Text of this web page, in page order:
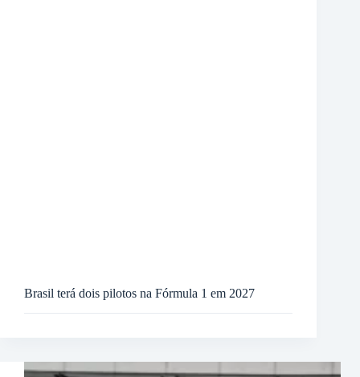
Brasil terá dois pilotos na Fórmula 1 em 2027